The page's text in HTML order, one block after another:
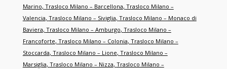
Marino, Trasloco Milano – Barcellona, Trasloco Milano –
Valencia, Trasloco Milano – Siviglia, Trasloco Milano – Monaco di
Baviera, Trasloco Milano – Amburgo, Trasloco Milano –
Francoforte, Trasloco Milano – Colonia, Trasloco Milano –
Stoccarda, Trasloco Milano – Lione, Trasloco Milano –
Marsiglia, Trasloco Milano – Nizza, Trasloco Milano –